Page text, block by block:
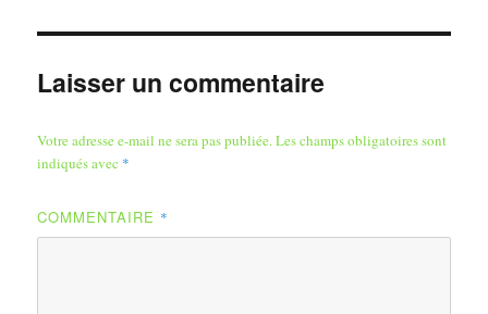
Laisser un commentaire
Votre adresse e-mail ne sera pas publiée.Les champs obligatoires sont
indiqués avec *
COMMENTAIRE *